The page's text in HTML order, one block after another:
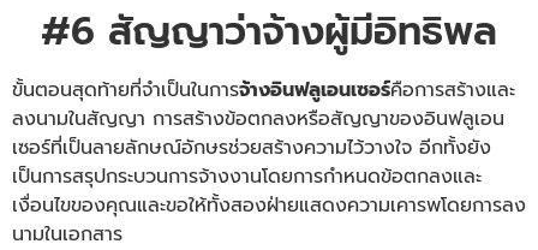
#6 สัญญาว่าจ้างผู้มีอิทธิพล
ขั้นตอนสุดท้ายที่จำเป็นในการจ้างอินฟลูเอนเซอร์คือการสร้างและ
ลงนามในสัญญา การสร้างข้อตกลงหรือสัญญาของอินฟลูเอน
เซอร์ที่เป็นลายลักษณ์อักษรช่วยสร้างความไว้วางใจ อีกทั้งยัง
เป็นการสรุปกระบวนการจ้างงานโดยการกำหนดข้อตกลงและ
เงื่อนไขของคุณและขอให้ทั้งสองฝ่ายแสดงความเคารพโดยการลง
นามในเอกสาร